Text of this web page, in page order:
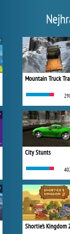
Mountain Truck
City Stunts
Shortie's Kingdom